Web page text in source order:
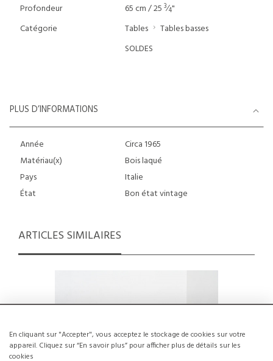
En cliquant sur "Accepter", vous acceptez le stockage de cookies sur votre
appareil. Cliquez sur “En savoir plus” pour afficher plus de détails sur les
cookies
Profondeur
65 cm / 25 3⁄4"
Catégorie
Tables
Tables basses
SOLDES
PLUS D’INFORMATIONS
Année
Circa 1965
Matériau(x)
Bois laqué
Pays
Italie
État
Bon état vintage
ARTICLES SIMILAIRES